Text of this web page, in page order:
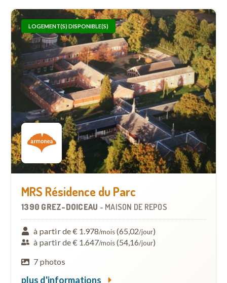
LOGEMENT(S) DISPONIBLE(S)
MRS Résidence du Parc
1390 GREZ-DOICEAU - MAISON DE REPOS
à partir de € 1.978/mois(65,02/jour)
à partir de € 1.647/mois(54,16/jour)
7 photos
plus d'informations